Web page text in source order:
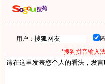
用户：
*搜狗拼音输入